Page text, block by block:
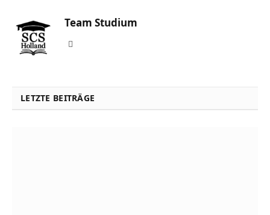
Team Studium
LETZTE BEITRÄGE